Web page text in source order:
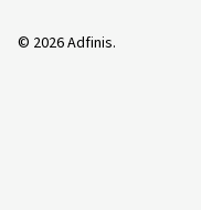
© 2026Adfinis.